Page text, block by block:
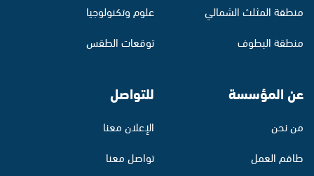
منطقة المثلث الشمالي
منطقة البطوف
علوم وتكنولوجيا
توقعات الطقس
عن المؤسسة
من نحن
طاقم العمل
للتواصل
الإعلان معنا
تواصل معنا